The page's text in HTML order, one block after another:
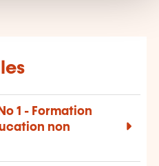
1 - Formation
non